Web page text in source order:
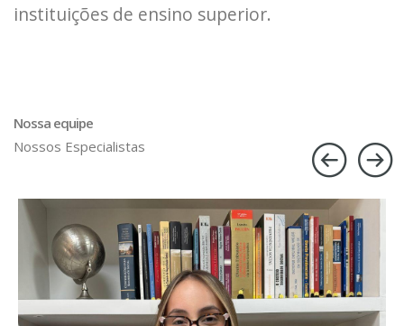
instituições de ensino superior.
Nossa equipe
Nossos Especialistas